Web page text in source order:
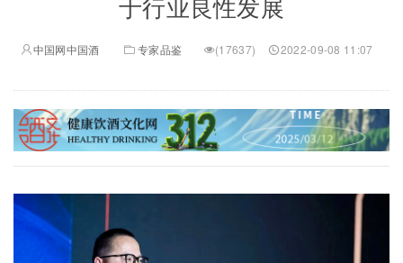
中国网中国酒 专家品鉴 (17637) 2022-09-08 11:07